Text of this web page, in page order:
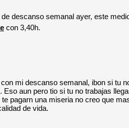
descanso semanal ayer, este
con 3,40h.
mi descanso semanal, ibon si tu
Eso aun pero tio si tu no trabajas
pagarn una miseria no creo que
de vida.